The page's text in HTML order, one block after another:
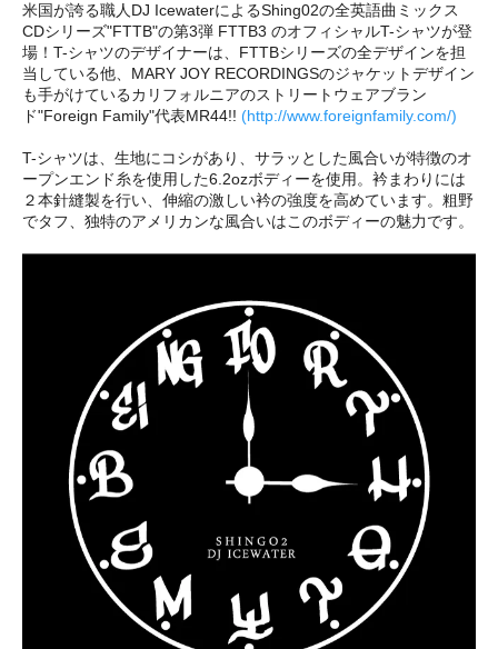
米国が誇る職人DJ IcewaterによるShing02の全英語曲ミックス
CDシリーズ"FTTB"の第3弾 FTTB3 のオフィシャルT-シャツが登
場！T-シャツのデザイナーは、FTTBシリーズの全デザインを担
当している他、MARY JOY RECORDINGSのジャケットデザイン
も手がけているカリフォルニアのストリートウェアブラン
ド"Foreign Family"代表MR44!! (http://www.foreignfamily.com/)
T-シャツは、生地にコシがあり、サラッとした風合いが特徴のオ
ープンエンド糸を使用した6.2ozボディーを使用。衿まわりには
２本針縫製を行い、伸縮の激しい衿の強度を高めています。粗野
でタフ、独特のアメリカンな風合いはこのボディーの魅力です。